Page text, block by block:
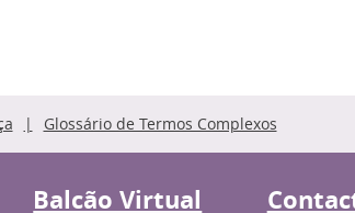
Glossário de Termos Complexos
Balcão Virtual